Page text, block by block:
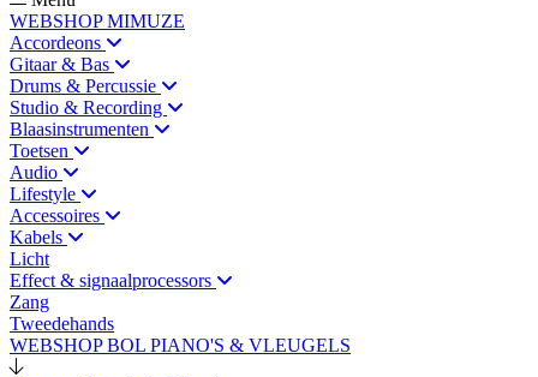
WEBSHOP MIMUZE
Accordeons
Gitaar & Bas
Drums & Percussie
Studio & Recording
Blaasinstrumenten
Toetsen
Audio
Lifestyle
Accessoires
Kabels
Licht
Effect & signaalprocessors
Zang
Tweedehands
WEBSHOP BOL PIANO'S & VLEUGELS